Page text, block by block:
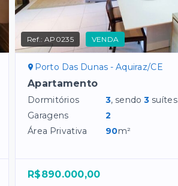
Ref.:AP0235 VENDA
Porto Das Dunas - Aquiraz/CE
Apartamento
Dormitórios 3, sendo3 suítes
Garagens
2
Área Privativa
90m²
R$890.000,00